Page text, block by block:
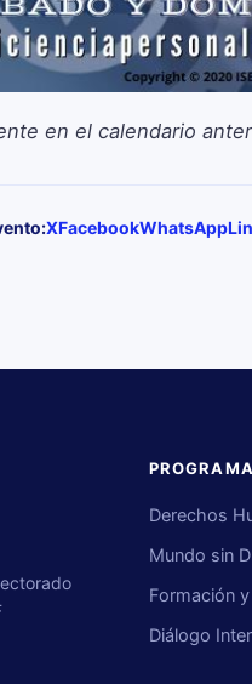
en el calendario
XFacebookWhatsApp
Derechos
Mundo sin
Formación
Diálogo